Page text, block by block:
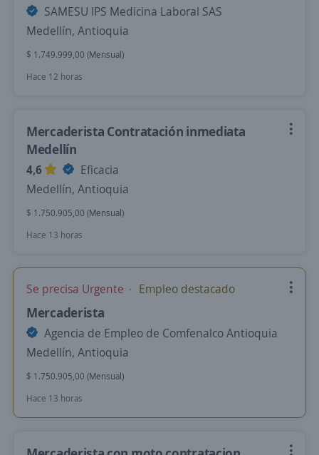
SAMESU IPS Medicina Laboral SAS
Medellín, Antioquia
$ 1.749.999,00 (Mensual)
Hace 12 horas
Mercaderista Contratación inmediata
Medellín
4,6
Eficacia
Medellín, Antioquia
$ 1.750.905,00 (Mensual)
Hace 13 horas
Se precisa Urgente Empleo destacado
Mercaderista
Agencia de Empleo de Comfenalco Antioquia
Medellín, Antioquia
$ 1.750.905,00 (Mensual)
Hace 13 horas